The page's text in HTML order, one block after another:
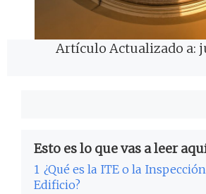
Artículo Actualizado a:
Esto es lo que vas a leer
1 ¿Qué es la ITE o la
Edificio?